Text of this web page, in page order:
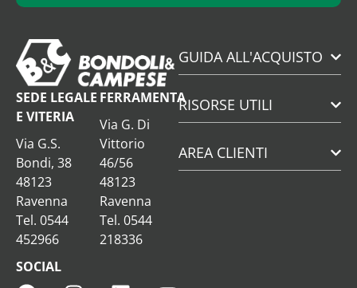
SEDE LEGALE
E VITERIA
Via G.S.
Bondi, 38
48123
Ravenna
Tel. 0544
452966
FERRAMENTA
Via G. Di
Vittorio
46/56
48123
Ravenna
Tel. 0544
218336
SOCIAL
GUIDA ALL'ACQUISTO
RISORSE UTILI
AREA CLIENTI